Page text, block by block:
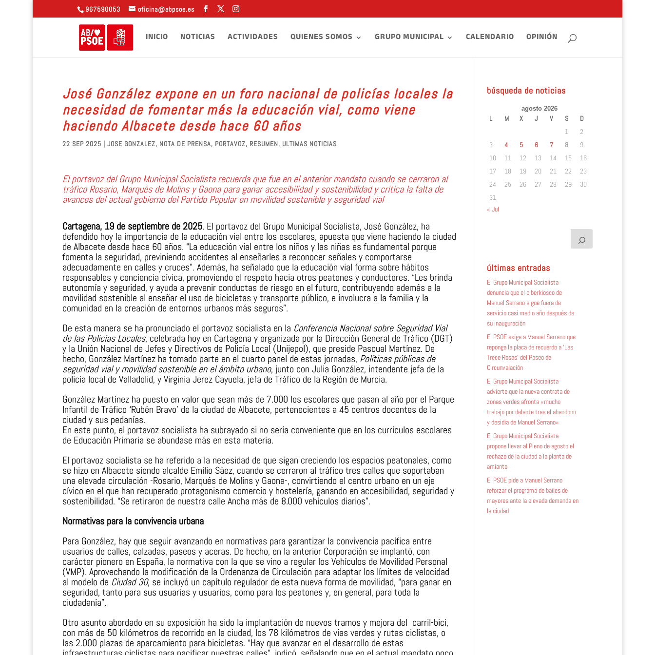
967590053 oficina@abpsoe.es
INICIO NOTICIAS ACTIVIDADES QUIENES SOMOS GRUPO MUNICIPAL CALENDARIO OPINIÓN
José González expone en un foro nacional de policías locales la
necesidad de fomentar más la educación vial, como viene
haciendo Albacete desde hace 60 años
22 SEP 2025 | JOSE GONZALEZ, NOTA DE PRENSA, PORTAVOZ, RESUMEN, ULTIMAS NOTICIAS
El portavoz del Grupo Municipal Socialista recuerda que fue en el anterior mandato cuando se cerraron al
tráfico Rosario, Marqués de Molins y Gaona para ganar accesibilidad y sostenibilidad y critica la falta de
avances del actual gobierno del Partido Popular en movilidad sostenible y seguridad vial
Cartagena, 19 de septiembre de 2025. El portavoz del Grupo Municipal Socialista, José González, ha
defendido hoy la importancia de la educación vial entre los escolares, apuesta que viene haciendo la ciudad
de Albacete desde hace 60 años. “La educación vial entre los niños y las niñas es fundamental porque
fomenta la seguridad, previniendo accidentes al enseñarles a reconocer señales y comportarse
adecuadamente en calles y cruces”. Además, ha señalado que la educación vial forma sobre hábitos
responsables y conciencia cívica, promoviendo el respeto hacia otros peatones y conductores. “Les brinda
autonomía y seguridad, y ayuda a prevenir conductas de riesgo en el futuro, contribuyendo además a la
movilidad sostenible al enseñar el uso de bicicletas y transporte público, e involucra a la familia y la
comunidad en la creación de entornos urbanos más seguros”.
De esta manera se ha pronunciado el portavoz socialista en la Conferencia Nacional sobre Seguridad Vial
de las Policías Locales, celebrada hoy en Cartagena y organizada por la Dirección General de Tráfico (DGT)
y la Unión Nacional de Jefes y Directivos de Policía Local (Unijepol), que preside Pascual Martínez. De
hecho, González Martínez ha tomado parte en el cuarto panel de estas jornadas, Políticas públicas de
seguridad vial y movilidad sostenible en el ámbito urbano, junto con Julia González, intendente jefa de la
policía local de Valladolid, y Virginia Jerez Cayuela, jefa de Tráfico de la Región de Murcia.
González Martínez ha puesto en valor que sean más de 7.000 los escolares que pasan al año por el Parque
Infantil de Tráfico ‘Rubén Bravo’ de la ciudad de Albacete, pertenecientes a 45 centros docentes de la
ciudad y sus pedanías.
En este punto, el portavoz socialista ha subrayado si no sería conveniente que en los currículos escolares
de Educación Primaria se abundase más en esta materia.
El portavoz socialista se ha referido a la necesidad de que sigan creciendo los espacios peatonales, como
se hizo en Albacete siendo alcalde Emilio Sáez, cuando se cerraron al tráfico tres calles que soportaban
una elevada circulación -Rosario, Marqués de Molins y Gaona-, convirtiendo el centro urbano en un eje
cívico en el que han recuperado protagonismo comercio y hostelería, ganando en accesibilidad, seguridad y
sostenibilidad. “Se retiraron de nuestra calle Ancha más de 8.000 vehículos diarios”.
Normativas para la convivencia urbana
Para González, hay que seguir avanzando en normativas para garantizar la convivencia pacífica entre
usuarios de calles, calzadas, paseos y aceras. De hecho, en la anterior Corporación se implantó, con
carácter pionero en España, la normativa con la que se vino a regular los Vehículos de Movilidad Personal
(VMP). Aprovechando la modificación de la Ordenanza de Circulación para adaptar los límites de velocidad
al modelo de Ciudad 30, se incluyó un capítulo regulador de esta nueva forma de movilidad, “para ganar en
seguridad, tanto para sus usuarias y usuarios, como para los peatones y, en general, para toda la
ciudadanía”.
Otro asunto abordado en su exposición ha sido la implantación de nuevos tramos y mejora del carril-bici,
con más de 50 kilómetros de recorrido en la ciudad, los 78 kilómetros de vías verdes y rutas ciclistas, o
las 2.000 plazas de aparcamiento para bicicletas. “Hay que avanzar en el desarrollo de estas
búsqueda de noticias
agosto 2026
L M X J V S
D
1
2
3
4 5 6 7 8
9
10
11 12 13 14 15
16
17
18 19 20 21 22
23
24
25 26 27 28 29
30
31
« Jul
últimas entradas
El Grupo Municipal Socialista
denuncia que el ciberkiosco de
Manuel Serrano sigue fuera de
servicio casi medio año después de
su inauguración
El PSOE exige a Manuel Serrano que
reponga la placa de recuerdo a ‘Las
Trece Rosas’ del Paseo de
Circunvalación
El Grupo Municipal Socialista
advierte que la nueva contrata de
zonas verdes afronta «mucho
trabajo por delante tras el abandono
y desidia de Manuel Serrano»
El Grupo Municipal Socialista
propone llevar al Pleno de agosto el
rechazo de la ciudad a la planta de
amianto
El PSOE pide a Manuel Serrano
reforzar el programa de bailes de
mayores ante la elevada demanda en
la ciudad